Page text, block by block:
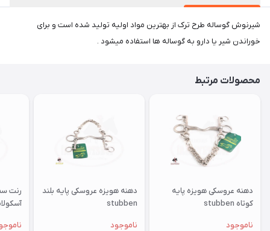
شیرنوش گوساله طرح ترک از بهترین مواد اولیه تولید شده است و برای
خوراندن شیر یا دارو به گوساله ها استفاده میشود .
محصولات مرتبط
دهنه عروسکی هویزه پایه
کوتاه stubben
ناموجود
دهنه هویزه عروسکی پایه بلند
stubben
ناموجود
رنت